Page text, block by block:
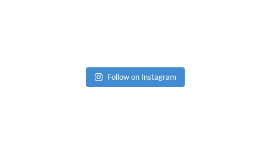
Follow on Instagram